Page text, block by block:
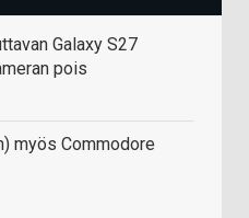
Galaxy S27
pois
myös Commodore